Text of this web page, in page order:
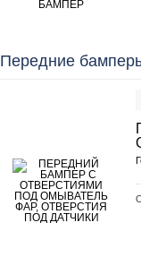
Передние